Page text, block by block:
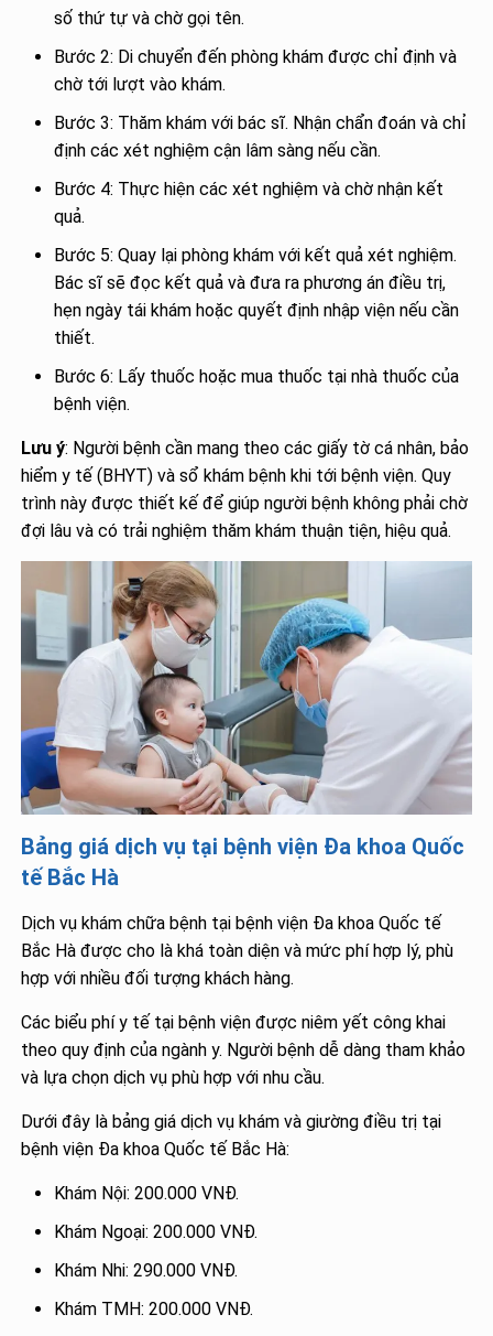
số thứ tự và chờ gọi tên.
Bước 2: Di chuyển đến phòng khám được chỉ định và
chờ tới lượt vào khám.
Bước 3: Thăm khám với bác sĩ. Nhận chẩn đoán và chỉ
định các xét nghiệm cận lâm sàng nếu cần.
Bước 4: Thực hiện các xét nghiệm và chờ nhận kết
quả.
Bước 5: Quay lại phòng khám với kết quả xét nghiệm.
Bác sĩ sẽ đọc kết quả và đưa ra phương án điều trị,
hẹn ngày tái khám hoặc quyết định nhập viện nếu cần
thiết.
Bước 6: Lấy thuốc hoặc mua thuốc tại nhà thuốc của
bệnh viện.
Lưu ý: Người bệnh cần mang theo các giấy tờ cá nhân, bảo
hiểm y tế (BHYT) và sổ khám bệnh khi tới bệnh viện. Quy
trình này được thiết kế để giúp người bệnh không phải chờ
đợi lâu và có trải nghiệm thăm khám thuận tiện, hiệu quả.
Bảng giá dịch vụ tại bệnh viện Đa khoa Quốc
tế Bắc Hà
Dịch vụ khám chữa bệnh tại bệnh viện Đa khoa Quốc tế
Bắc Hà được cho là khá toàn diện và mức phí hợp lý, phù
hợp với nhiều đối tượng khách hàng.
Các biểu phí y tế tại bệnh viện được niêm yết công khai
theo quy định của ngành y. Người bệnh dễ dàng tham khảo
và lựa chọn dịch vụ phù hợp với nhu cầu.
Dưới đây là bảng giá dịch vụ khám và giường điều trị tại
bệnh viện Đa khoa Quốc tế Bắc Hà:
Khám Nội: 200.000 VNĐ.
Khám Ngoại: 200.000 VNĐ.
Khám Nhi: 290.000 VNĐ.
Khám TMH: 200.000 VNĐ.